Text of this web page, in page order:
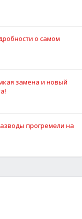
о самом
замена и новый
прогремели на